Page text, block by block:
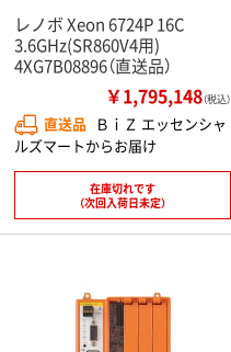
レノボ Xeon 6724P 16C
3.6GHz(SR860V4用)
4XG7B08896（直送品）
￥1,795,148（税込）
直送品
ＢｉＺ エッセンシャ
ルズマートからお届け
在庫切れです
（次回入荷日未定）